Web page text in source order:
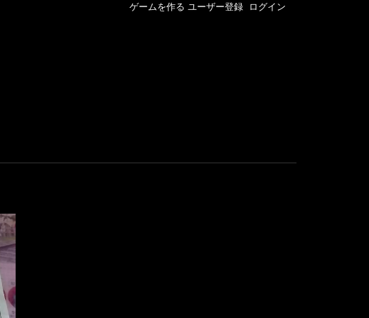
ゲームを作る ユーザー登録 ログイン